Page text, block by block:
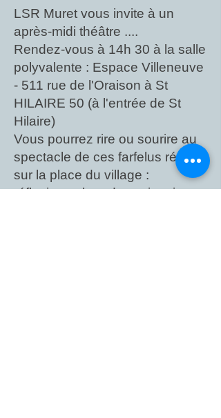
LSR Muret vous invite à un
après-midi théâtre ....
Rendez-vous à 14h 30 à la salle
polyvalente : Espace Villeneuve
- 511 rue de l'Oraison à St
HILAIRE 50 (à l'entrée de St
Hilaire)
Vous pourrez rire ou sourire au
spectacle de ces farfelus réunis
sur la place du village :
réflexions absurdes, situations